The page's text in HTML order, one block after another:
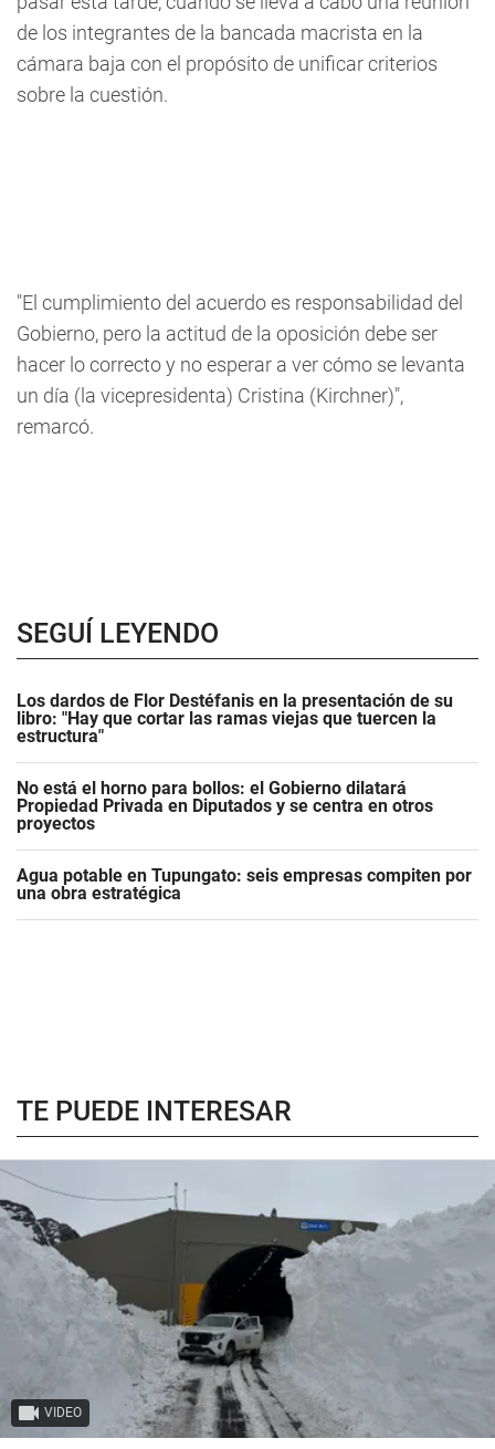
de los integrantes de la bancada macrista en la
cámara baja con el propósito de unificar criterios
sobre la cuestión.
"El cumplimiento del acuerdo es responsabilidad del
Gobierno, pero la actitud de la oposición debe ser
hacer lo correcto y no esperar a ver cómo se levanta
un día (la vicepresidenta) Cristina (Kirchner)",
remarcó.
SEGUÍ LEYENDO
Los dardos de Flor Destéfanis en la presentación de su
libro: "Hay que cortar las ramas viejas que tuercen la
estructura"
No está el horno para bollos: el Gobierno dilatará
Propiedad Privada en Diputados y se centra en otros
proyectos
Agua potable en Tupungato: seis empresas compiten por
una obra estratégica
TE PUEDE INTERESAR
VIDEO